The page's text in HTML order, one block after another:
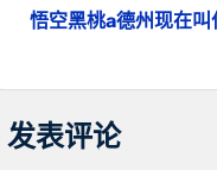
悟空黑桃a德州现在叫
发表评论